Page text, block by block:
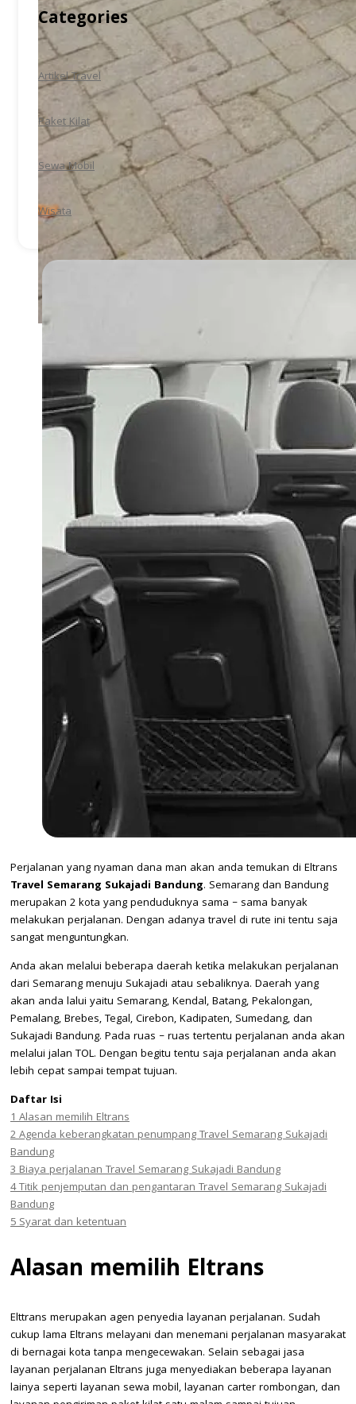
Categories
Artikel Travel
Paket Kilat
Sewa Mobil
Wisata
Perjalanan yang nyaman dana man akan anda temukan di Eltrans
Travel Semarang Sukajadi Bandung. Semarang dan Bandung
merupakan 2 kota yang penduduknya sama – sama banyak
melakukan perjalanan. Dengan adanya travel di rute ini tentu saja
sangat menguntungkan.
Anda akan melalui beberapa daerah ketika melakukan perjalanan
dari Semarang menuju Sukajadi atau sebaliknya. Daerah yang
akan anda lalui yaitu Semarang, Kendal, Batang, Pekalongan,
Pemalang, Brebes, Tegal, Cirebon, Kadipaten, Sumedang, dan
Sukajadi Bandung. Pada ruas – ruas tertentu perjalanan anda akan
melalui jalan TOL. Dengan begitu tentu saja perjalanan anda akan
lebih cepat sampai tempat tujuan.
Daftar Isi
1Alasan memilih Eltrans
2Agenda keberangkatan penumpang Travel Semarang Sukajadi
Bandung
3Biaya perjalanan Travel Semarang Sukajadi Bandung
4Titik penjemputan dan pengantaran Travel Semarang Sukajadi
Bandung
5Syarat dan ketentuan
Alasan memilih Eltrans
Elttrans merupakan agen penyedia layanan perjalanan. Sudah
cukup lama Eltrans melayani dan menemani perjalanan masyarakat
di bernagai kota tanpa mengecewakan. Selain sebagai jasa
layanan perjalanan Eltrans juga menyediakan beberapa layanan
lainya seperti layanan sewa mobil, layanan carter rombongan, dan